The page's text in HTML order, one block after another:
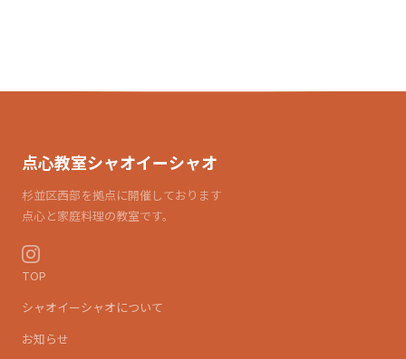
点心教室シャオイーシャオ
杉並区西部を拠点に開催しております
点心と家庭料理の教室です。
TOP
シャオイーシャオについて
お知らせ